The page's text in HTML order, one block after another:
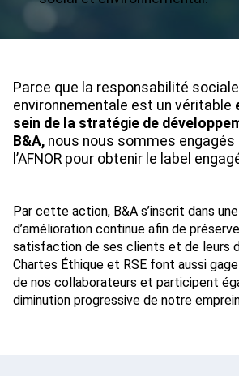
Parce que la responsabilité sociale
environnementale est un véritable
sein de la stratégie de
B&A, nous nous sommes engagés
l’AFNOR pour obtenir le label
Par cette action, B&A s’inscrit dans
d’amélioration continue afin de
satisfaction de ses clients et de leurs
Chartes Éthique et RSE font aussi
de nos collaborateurs et participent
diminution progressive de notre